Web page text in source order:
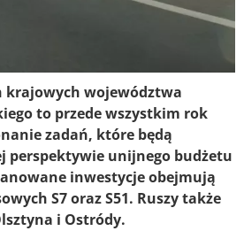
krajowych województwa
to przede wszystkim rok
zadań, które będą
perspektywie unijnego budżetu
inwestycje obejmują
S7 oraz S51. Ruszy także
i Ostródy.